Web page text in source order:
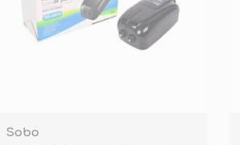
Sobo